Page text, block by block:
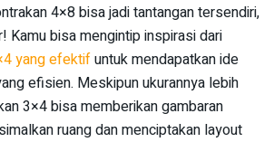
4×8 bisa jadi tantangan tersendiri,
Kamu bisa mengintip inspirasi dari
yang efektifuntuk mendapatkan ide
efisien. Meskipun ukurannya lebih
3×4 bisa memberikan gambaran
ruang dan menciptakan layout